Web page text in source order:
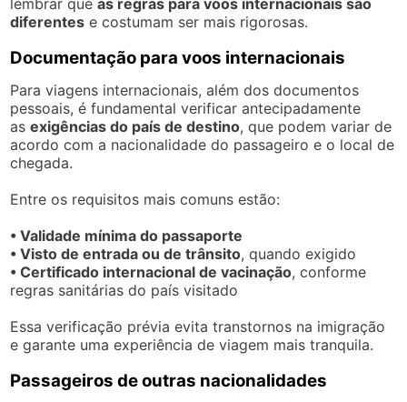
diferentes e costumam ser mais rigorosas.
Documentação para voos internacionais
Para viagens internacionais, além dos documentos
pessoais, é fundamental verificar antecipadamente
asexigências do país de destino, que podem variar de
acordo com a nacionalidade do passageiro e o local de
chegada.
Entre os requisitos mais comuns estão:
• Validade mínima do passaporte
• Visto de entrada ou de trânsito, quando exigido
• Certificado internacional de vacinação, conforme
regras sanitárias do país visitado
Essa verificação prévia evita transtornos na imigração
e garante uma experiência de viagem mais tranquila.
Passageiros de outras nacionalidades